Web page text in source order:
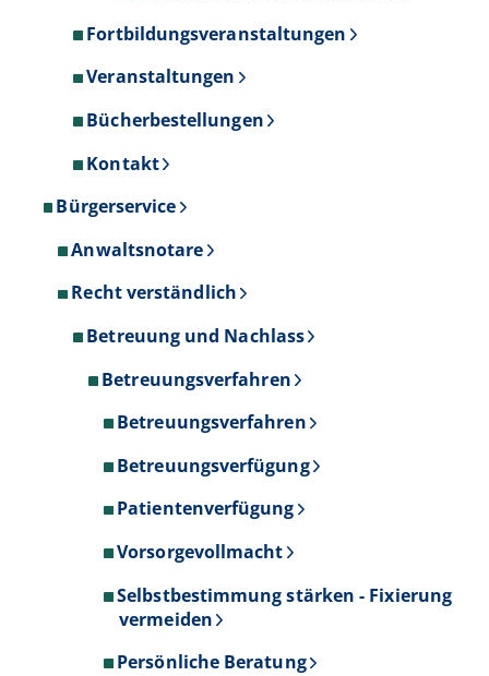
Fortbildungsveranstaltungen
Veranstaltungen
Bücherbestellungen
Kontakt
Bürgerservice
Anwaltsnotare
Recht verständlich
Betreuung und Nachlass
Betreuungsverfahren
Betreuungsverfahren
Betreuungsverfügung
Patientenverfügung
Vorsorgevollmacht
Selbstbestimmung stärken - Fixierung
vermeiden
Persönliche Beratung